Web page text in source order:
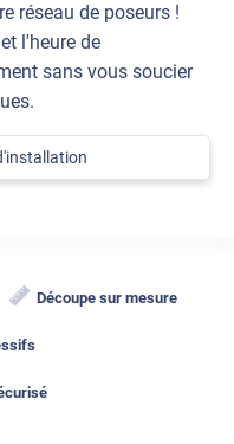
réseau de poseurs !
l'heure de
sans vous soucier
Découpe sur mesure